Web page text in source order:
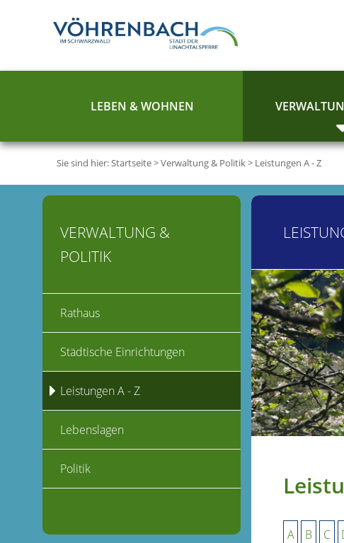
LEBEN & WOHNEN
Sie sind hier:Startseite>Verwaltung & Politik> Leistungen A - Z
A B C
VERWALTUNG &
POLITIK
Rathaus
Städtische Einrichtungen
Leistungen A - Z
Lebenslagen
Politik